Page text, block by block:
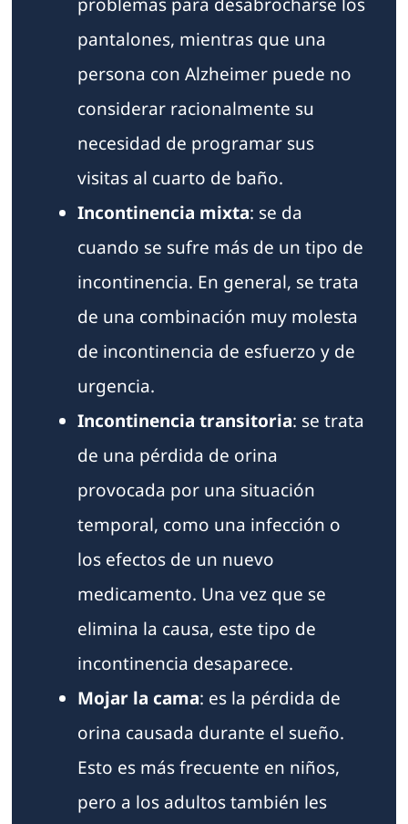
problemas para desabrocharse los
pantalones, mientras que una
persona con Alzheimer puede no
considerar racionalmente su
necesidad de programar sus
visitas al cuarto de baño.
Incontinencia mixta: se da
cuando se sufre más de un tipo de
incontinencia. En general, se trata
de una combinación muy molesta
de incontinencia de esfuerzo y de
urgencia.
Incontinencia transitoria: se trata
de una pérdida de orina
provocada por una situación
temporal, como una infección o
los efectos de un nuevo
medicamento. Una vez que se
elimina la causa, este tipo de
incontinencia desaparece.
Mojar la cama: es la pérdida de
orina causada durante el sueño.
Esto es más frecuente en niños,
pero a los adultos también les